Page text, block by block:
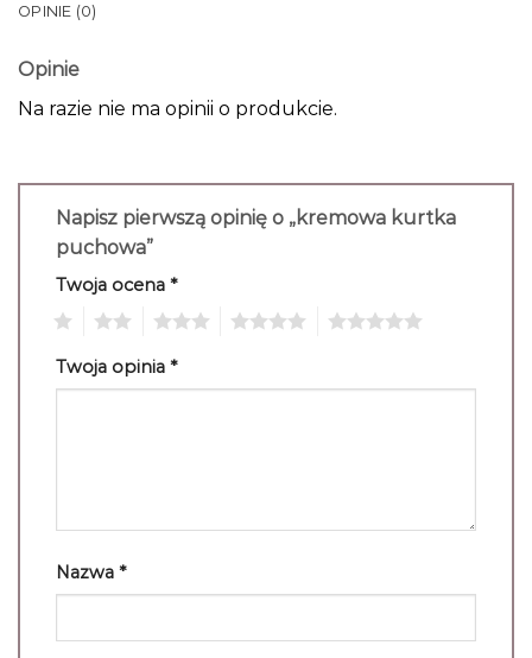
OPINIE (0)
Opinie
Na razie nie ma opinii o produkcie.
Napisz pierwszą opinię o „kremowa kurtka
puchowa”
Twoja ocena *
Twoja opinia *
Nazwa *